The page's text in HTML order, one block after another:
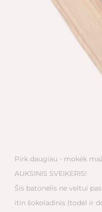
Pirk daugiau - mokėk
AUKSINIS SVEIKERIS!
Šis batonėlis ne veltui
itin šokoladinis (todėl ir